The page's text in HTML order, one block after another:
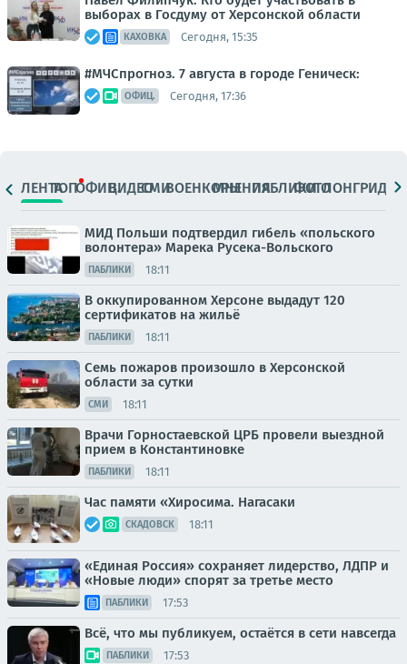
выборах в Госдуму от Херсонской области
КАХОВКА Сегодня, 15:35
#МЧСпрогноз. 7 августа в городе Геническ:
ОФИЦ. Сегодня, 17:36
ЛЕНТАТОПОФИЦ.ВИДЕОСМИВОЕНКОРЫМНЕНИЯПАБЛИКИ
ФОТОЛОНГРИДЫ
МИД Польши подтвердил гибель «польского
волонтера» Марека Русека-Вольского
ПАБЛИКИ 18:11
В оккупированном Херсоне выдадут 120
сертификатов на жильё
ПАБЛИКИ 18:11
Семь пожаров произошло в Херсонской
области за сутки
СМИ 18:11
Врачи Горностаевской ЦРБ провели выездной
прием в Константиновке
ПАБЛИКИ 18:11
Час памяти «Хиросима. Нагасаки
СКАДОВСК 18:11
«Единая Россия» сохраняет лидерство, ЛДПР и
«Новые люди» спорят за третье место
ПАБЛИКИ 17:53
Всё, что мы публикуем, остаётся в сети навсегда
ПАБЛИКИ 17:53